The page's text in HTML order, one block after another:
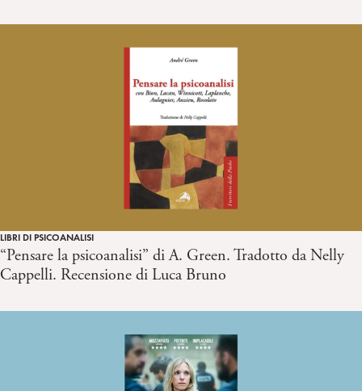
LIBRI DI PSICOANALISI
“Pensare la psicoanalisi” di A. Green. Tradotto da Nelly
Cappelli. Recensione di Luca Bruno